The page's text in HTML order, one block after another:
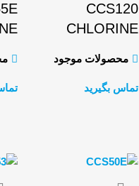
CCS120
CHLORINE
محصولات موجود
تماس بگیرید